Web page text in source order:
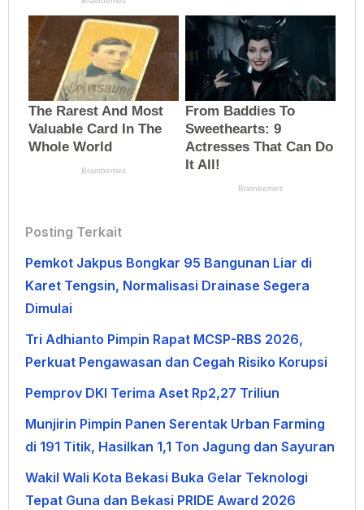
Posting Terkait
Pemkot Jakpus Bongkar 95 Bangunan Liar di
Karet Tengsin, Normalisasi Drainase Segera
Dimulai
Tri Adhianto Pimpin Rapat MCSP-RBS 2026,
Perkuat Pengawasan dan Cegah Risiko Korupsi
Pemprov DKI Terima Aset Rp2,27 Triliun
Munjirin Pimpin Panen Serentak Urban Farming
di 191 Titik, Hasilkan 1,1 Ton Jagung dan Sayuran
Wakil Wali Kota Bekasi Buka Gelar Teknologi
Tepat Guna dan Bekasi PRIDE Award 2026